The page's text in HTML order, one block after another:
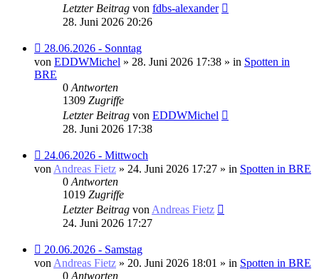
Letzter Beitrag von fdbs-alexander
28. Juni 2026 20:26
Neuer
Beitrag
28.06.2026 - Sonntag
von EDDWMichel » 28. Juni 2026 17:38 » in Spotten in
BRE
0 Antworten
1309 Zugriffe
Letzter Beitrag von EDDWMichel
28. Juni 2026 17:38
Neuer
Beitrag
24.06.2026 - Mittwoch
von Andreas Fietz » 24. Juni 2026 17:27 » in Spotten in BRE
0 Antworten
1019 Zugriffe
Letzter Beitrag von Andreas Fietz
24. Juni 2026 17:27
Neuer
Beitrag
20.06.2026 - Samstag
von Andreas Fietz » 20. Juni 2026 18:01 » in Spotten in BRE
0 Antworten